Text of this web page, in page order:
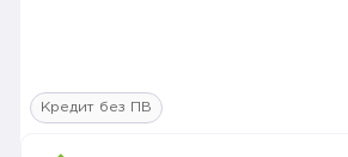
Кредит без ПВ